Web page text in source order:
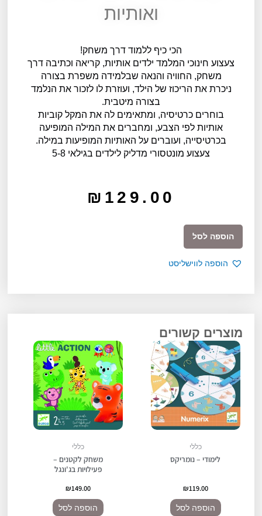
ואותיות
הכי כיף ללמוד דרך משחק!
צעצוע חינוכי המלמד ילדים אותיות, קריאה וכתיבה דרך
משחק, החוויה והנאה שבלמידה משפרת בצורה
ניכרת את הריכוז של הילד, ועוזרת לו לזכור את הנלמד
בצורה מיטבית.
בוחרים כרטיסיה, ומתאימים לה את המקל קוביות
אותיות לפי הצבע, ומחברים את המילה המופיעה
בכרטיסייה, ועוברים על האותיות המופיעות במילה.
צעצוע מונטסורי מדליק לילדים בגילאי 5-8
₪ 129.00
–
מילים
הוספה לסל
הוספה לווישליסט
מוצרים קשורים
כללי
לימודי – נומריקס
₪119.00
הוספה לסל
כללי
משחק לקטנים –
פעילויות בג'ונגל
₪149.00
הוספה לסל